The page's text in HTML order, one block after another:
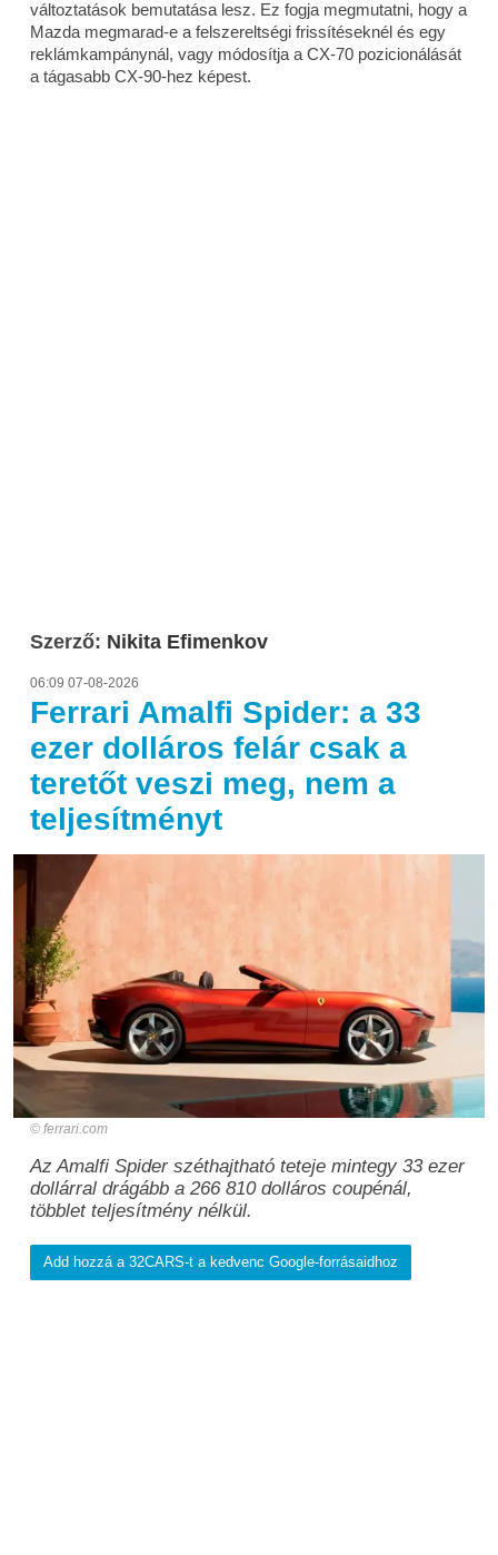
változtatások bemutatása lesz. Ez fogja megmutatni, hogy a
Mazda megmarad-e a felszereltségi frissítéseknél és egy
reklámkampánynál, vagy módosítja a CX-70 pozicionálását
a tágasabb CX-90-hez képest.
Szerző: Nikita Efimenkov
06:09 07-08-2026
Ferrari Amalfi Spider: a 33
ezer dolláros felár csak a
teretőt veszi meg, nem a
teljesítményt
ferrari.com
Az Amalfi Spider széthajtható teteje mintegy 33 ezer
dollárral drágább a 266 810 dolláros coupénál,
többlet teljesítmény nélkül.
Add hozzá a 32CARS-t a kedvenc Google-forrásaidhoz